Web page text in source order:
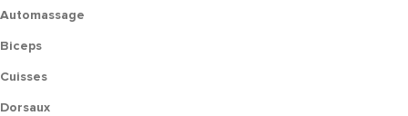
Automassage
Biceps
Cuisses
Dorsaux